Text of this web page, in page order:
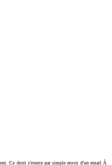
Ce droit s'exerce par simple envoi d'un email Ã